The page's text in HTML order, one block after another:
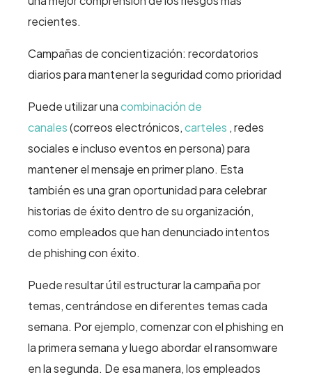
recientes.
Campañas de concientización: recordatorios
diarios para mantener la seguridad como prioridad
Puede utilizar unacombinación de
canales(correos electrónicos,carteles , redes
sociales e incluso eventos en persona) para
mantener el mensaje en primer plano. Esta
también es una gran oportunidad para celebrar
historias de éxito dentro de su organización,
como empleados que han denunciado intentos
de phishing con éxito.
Puede resultar útil estructurar la campaña por
temas, centrándose en diferentes temas cada
semana. Por ejemplo, comenzar con el phishing en
la primera semana y luego abordar el ransomware
en la segunda. De esa manera, los empleados